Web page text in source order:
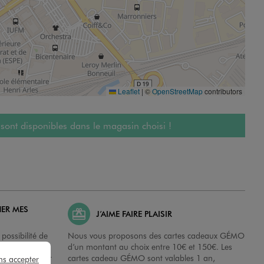
Leaflet | ©OpenStreetMapcontributors
disponibles dans le magasin choisi !
MES
de
sur
J’AIME FAIRE PLAISIR
Nous vous proposons des cartes cadeaux GÉMO
d’un montant au choix entre 10€ et 150€. Les
cartes cadeau GÉMO sont valables 1 an,
accepter